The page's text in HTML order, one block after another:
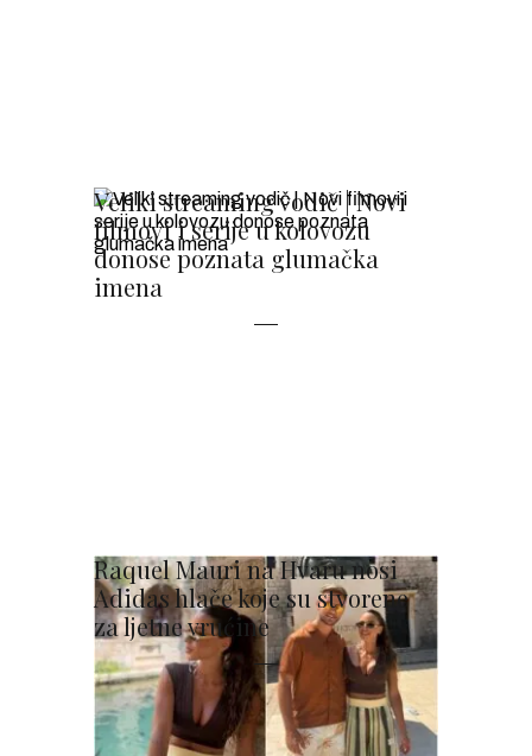
Veliki streaming vodič | Novi
filmovi i serije u kolovozu
donose poznata glumačka
imena
Raquel Mauri na Hvaru nosi
Adidas hlače koje su stvorene
za ljetne vrućine